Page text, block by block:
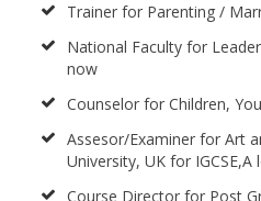
Trainer for Parenting /
National Faculty for
now
Counselor for Children,
Assesor/Examiner for Art
University, UK for IGCSE,A
Course Director for Post